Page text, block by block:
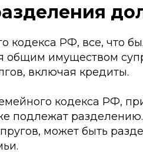
кодекса РФ, все, что
общим имуществом
включая кредиты.
кодекса РФ,
подлежат разделению.
может быть